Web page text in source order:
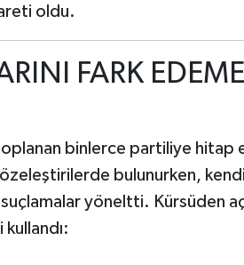
oldu.
FARK
binlerce partiliye hitap
bulunurken,
yöneltti. Kürsüden
kullandı: